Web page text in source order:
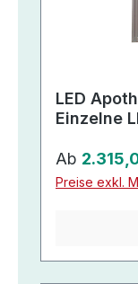
LED
Einzelne
Regulärer
Ab
Preise exkl.